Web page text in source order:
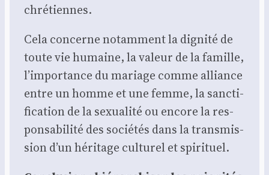
chré­tiennes.
Cela concerne notam­ment la digni­té de
toute vie humaine, la valeur de la famille,
l’importance du mariage comme alliance
entre un homme et une femme, la sanc­ti­
fi­ca­tion de la sexua­li­té ou encore la res­
pon­sa­bi­li­té des socié­tés dans la trans­mis­
sion d’un héri­tage cultu­rel et spi­ri­tuel.